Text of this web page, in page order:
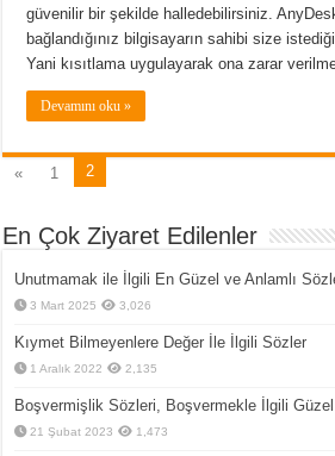
güvenilir bir şekilde halledebilirsiniz.
bağlandığınız bilgisayarın sahibi size
Yani kısıtlama uygulayarak ona zarar
Devamını oku »
« 1 2
En Çok Ziyaret Edilenler
Unutmamak ile İlgili En Güzel ve Anlamlı
3 Mart 2025 3,026
Kıymet Bilmeyenlere Değer İle İlgili Sözler
1 Aralık 2022 2,135
Boşvermişlik Sözleri, Boşvermekle İlgili
21 Şubat 2023 1,473